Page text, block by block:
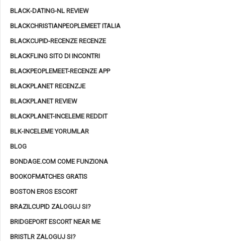
BLACK-DATING-NL REVIEW
BLACKCHRISTIANPEOPLEMEET ITALIA
BLACKCUPID-RECENZE RECENZE
BLACKFLING SITO DI INCONTRI
BLACKPEOPLEMEET-RECENZE APP
BLACKPLANET RECENZJE
BLACKPLANET REVIEW
BLACKPLANET-INCELEME REDDIT
BLK-INCELEME YORUMLAR
BLOG
BONDAGE.COM COME FUNZIONA
BOOKOFMATCHES GRATIS
BOSTON EROS ESCORT
BRAZILCUPID ZALOGUJ SI?
BRIDGEPORT ESCORT NEAR ME
BRISTLR ZALOGUJ SI?